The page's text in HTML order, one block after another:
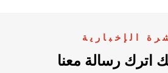
الإخبارية
اترك رسالة معنا